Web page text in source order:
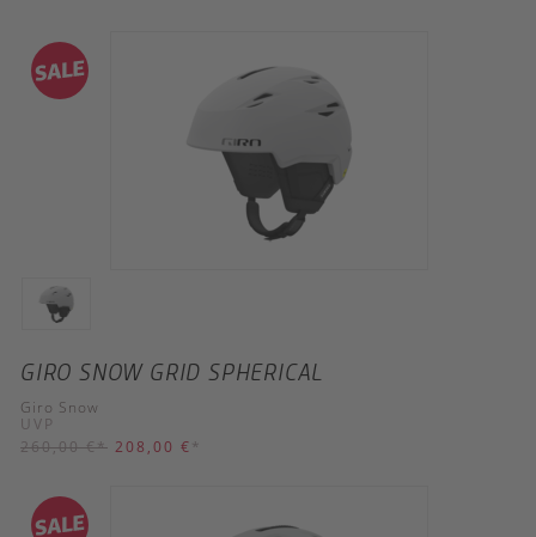
GIRO SNOW GRID SPHERICAL
Giro Snow
UVP
260,00 €* 208,00 € *